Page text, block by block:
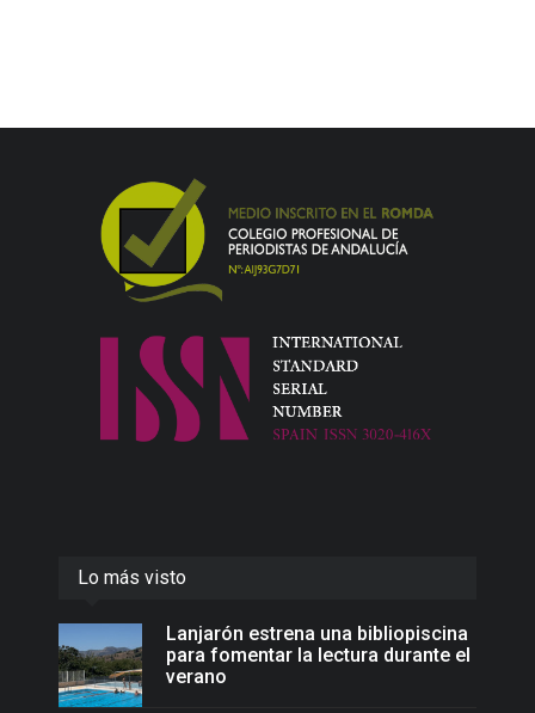
Lo más visto
Lanjarón estrena una bibliopiscina
para fomentar la lectura durante el
verano